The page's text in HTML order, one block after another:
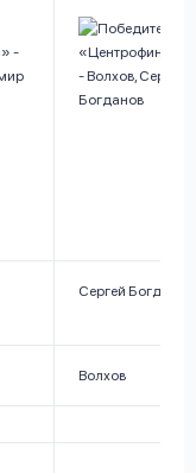
Сергей Богданов
Волхов